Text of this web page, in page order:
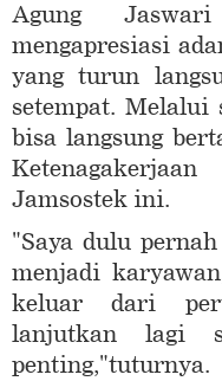
Agung
mengapresiasi
yang turun
setempat.
bisa langsung
Jamsostek ini.
"Saya dulu
menjadi
keluar dari
lanjutkan lagi
penting,"tuturnya.